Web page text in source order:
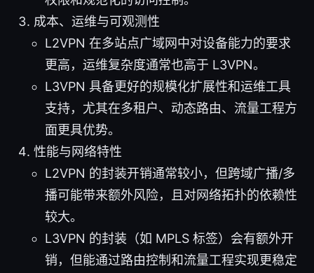
成本、运维与可观测性
L2VPN 在多站点广域网中对设备能力的要求
更高，运维复杂度通常也高于 L3VPN。
L3VPN 具备更好的规模化扩展性和运维工具
支持，尤其在多租户、动态路由、流量工程方
面更具优势。
性能与网络特性
L2VPN 的封装开销通常较小，但跨域广播/多
播可能带来额外风险，且对网络拓扑的依赖性
较大。
L3VPN 的封装（如 MPLS 标签）会有额外开
销，但能通过路由控制和流量工程实现更稳定